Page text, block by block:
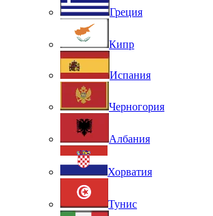
Греция
Кипр
Испания
Черногория
Албания
Хорватия
Тунис